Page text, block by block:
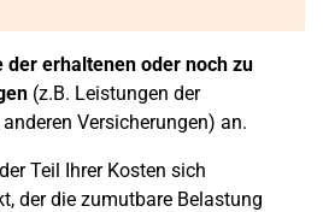
der erhaltenen oder noch zu
(z.B. Leistungen der
Versicherungen) an.
Teil Ihrer Kosten sich
der die zumutbare Belastung